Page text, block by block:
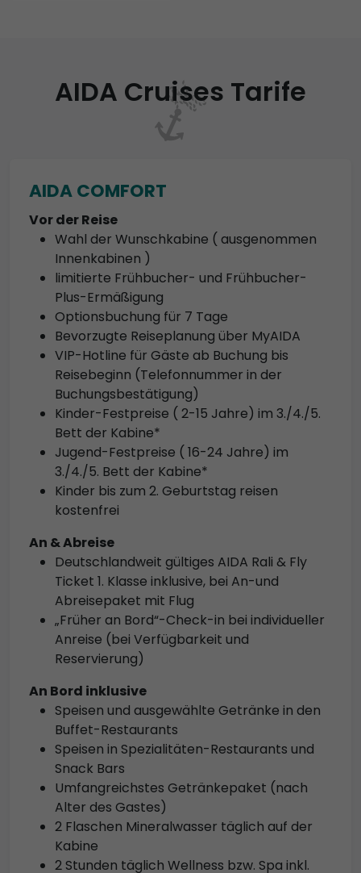
AIDA Cruises Tarife
AIDA COMFORT
Vor der Reise
Wahl der Wunschkabine ( ausgenommen
Innenkabinen )
limitierte Frühbucher- und Frühbucher-
Plus-Ermäßigung
Optionsbuchung für 7 Tage
Bevorzugte Reiseplanung über MyAIDA
VIP-Hotline für Gäste ab Buchung bis
Reisebeginn (Telefonnummer in der
Buchungsbestätigung)
Kinder-Festpreise ( 2-15 Jahre) im 3./4./5.
Bett der Kabine*
Jugend-Festpreise ( 16-24 Jahre) im
3./4./5. Bett der Kabine*
Kinder bis zum 2. Geburtstag reisen
kostenfrei
An & Abreise
Deutschlandweit gültiges AIDA Rali & Fly
Ticket 1. Klasse inklusive, bei An-und
Abreisepaket mit Flug
„Früher an Bord“-Check-in bei individueller
Anreise (bei Verfügbarkeit und
Reservierung)
An Bord inklusive
Speisen und ausgewählte Getränke in den
Buffet-Restaurants
Speisen in Spezialitäten-Restaurants und
Snack Bars
Umfangreichstes Getränkepaket (nach
Alter des Gastes)
2 Flaschen Mineralwasser täglich auf der
Kabine
2 Stunden täglich Wellness bzw. Spa inkl.